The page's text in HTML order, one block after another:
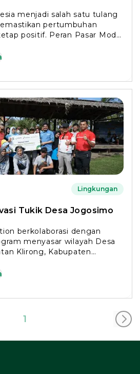
menjadi salah satu tulang
pertumbuhan
positif. Peran Pasar Modal
Lingkungan
Tukik Desa Jogosimo
berkolaborasi dengan
menyasar wilayah Desa
Klirong, Kabupaten
1